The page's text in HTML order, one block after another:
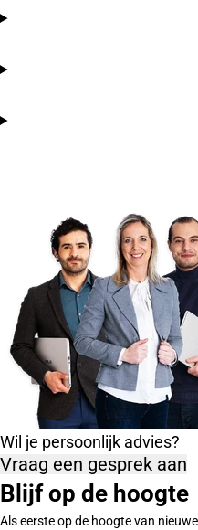
Wil je persoonlijk advies?
Vraag een gesprek aan
Blijf op de hoogte
Als eerste op de hoogte van